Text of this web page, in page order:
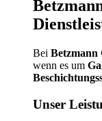
Bei Betzmann
wenn es um
Unser